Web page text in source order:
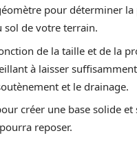
pour déterminer la
sol de votre terrain.
de la taille et de la
à laisser suffisamment
et le drainage.
créer une base solide et
reposer.